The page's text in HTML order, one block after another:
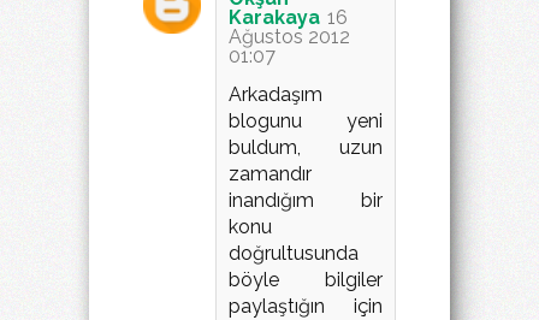
Karakaya 16
Ağustos 2012
01:07
Arkadaşım
blogunu yeni
buldum, uzun
zamandır
inandığım bir
konu
doğrultusunda
böyle bilgiler
paylaştığın için